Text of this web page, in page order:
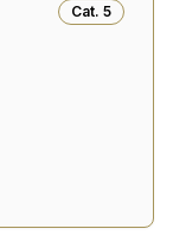
Cat. 5